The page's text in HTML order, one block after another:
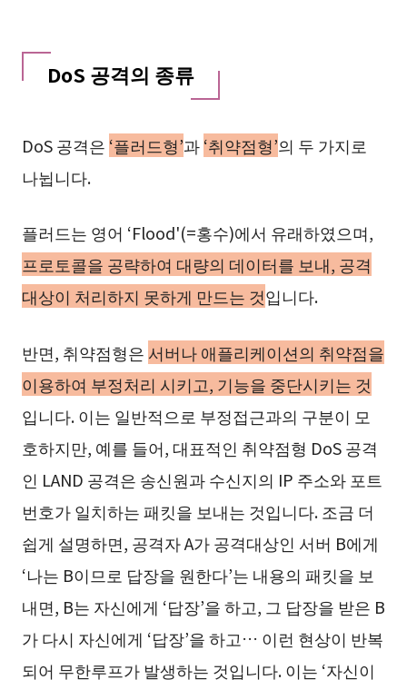
DoS 공격의 종류
DoS 공격은 ‘플러드형’과‘취약점형’의 두 가지로
나뉩니다.
플러드는 영어 ‘Flood'(=홍수)에서 유래하였으며,
프로토콜을 공략하여 대량의 데이터를 보내, 공격
대상이 처리하지 못하게 만드는 것입니다.
반면, 취약점형은 서버나 애플리케이션의 취약점을
이용하여 부정처리 시키고, 기능을 중단시키는 것
입니다. 이는 일반적으로 부정접근과의 구분이 모
호하지만, 예를 들어, 대표적인 취약점형 DoS 공격
인 LAND 공격은 송신원과 수신지의 IP 주소와 포트
번호가 일치하는 패킷을 보내는 것입니다. 조금 더
쉽게 설명하면, 공격자 A가 공격대상인 서버 B에게
‘나는 B이므로 답장을 원한다’는 내용의 패킷을 보
내면, B는 자신에게 ‘답장’을 하고, 그 답장을 받은 B
가 다시 자신에게 ‘답장’을 하고… 이런 현상이 반복
되어 무한루프가 발생하는 것입니다. 이는 ‘자신이